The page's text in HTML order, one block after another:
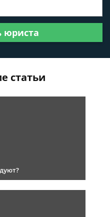
юриста
статьи